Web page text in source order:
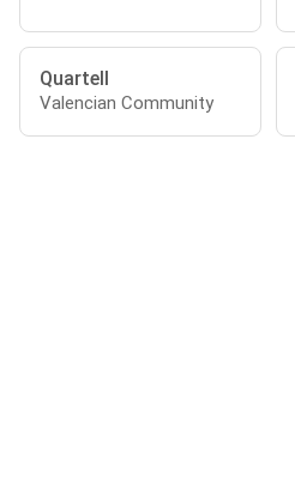
Quartell
Valencian Community